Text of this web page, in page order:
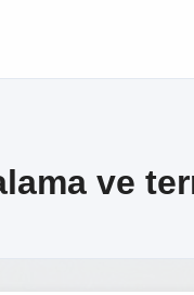
ve